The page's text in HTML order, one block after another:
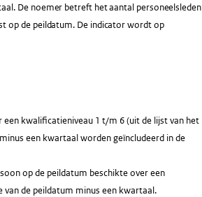
De noemer betreft het aantal personeelsleden
op de peildatum. De indicator wordt op
kwalificatieniveau 1 t/m 6 (uit de lijst van het
een kwartaal worden geïncludeerd in de
op de peildatum beschikte over een
de peildatum minus een kwartaal.